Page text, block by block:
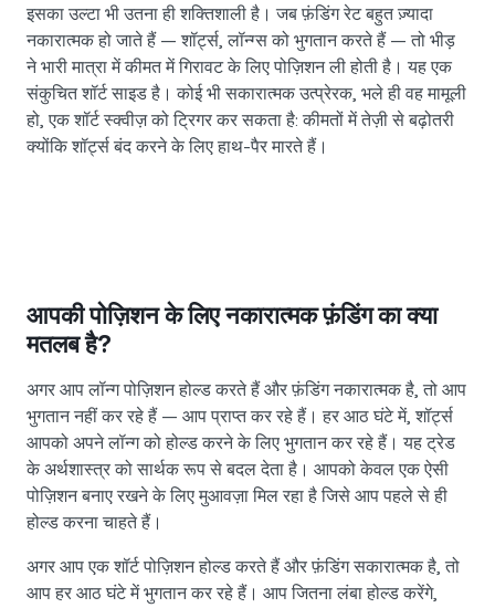
इसका उल्टा भी उतना ही शक्तिशाली है। जब फ़ंडिंग रेट बहुत ज़्यादा
नकारात्मक हो जाते हैं — शॉर्ट्स, लॉन्ग्स को भुगतान करते हैं — तो भीड़
ने भारी मात्रा में कीमत में गिरावट के लिए पोज़िशन ली होती है। यह एक
संकुचित शॉर्ट साइड है। कोई भी सकारात्मक उत्प्रेरक, भले ही वह मामूली
हो, एक शॉर्ट स्क्वीज़ को ट्रिगर कर सकता है: कीमतों में तेज़ी से बढ़ोतरी
क्योंकि शॉर्ट्स बंद करने के लिए हाथ-पैर मारते हैं।
आपकी पोज़िशन के लिए नकारात्मक फ़ंडिंग का क्या
मतलब है?
अगर आप लॉन्ग पोज़िशन होल्ड करते हैं और फ़ंडिंग नकारात्मक है, तो आप
भुगतान नहीं कर रहे हैं — आप प्राप्त कर रहे हैं। हर आठ घंटे में, शॉर्ट्स
आपको अपने लॉन्ग को होल्ड करने के लिए भुगतान कर रहे हैं। यह ट्रेड
के अर्थशास्त्र को सार्थक रूप से बदल देता है। आपको केवल एक ऐसी
पोज़िशन बनाए रखने के लिए मुआवज़ा मिल रहा है जिसे आप पहले से ही
होल्ड करना चाहते हैं।
अगर आप एक शॉर्ट पोज़िशन होल्ड करते हैं और फ़ंडिंग सकारात्मक है, तो
आप हर आठ घंटे में भुगतान कर रहे हैं। आप जितना लंबा होल्ड करेंगे,